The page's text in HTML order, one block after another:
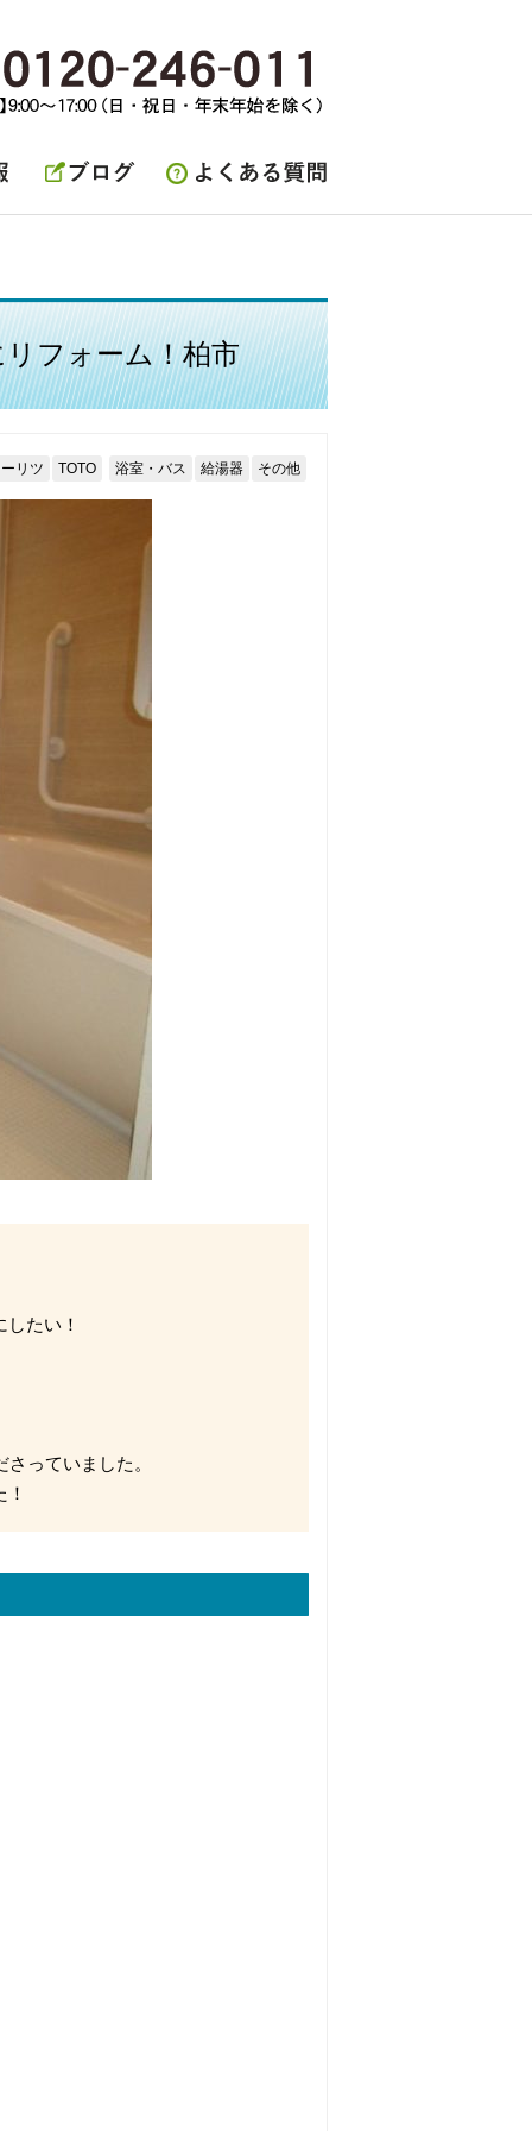
フォーム！柏市
ーリツ TOTO 浴室・バス 給湯器 その他
たい！
っていました。